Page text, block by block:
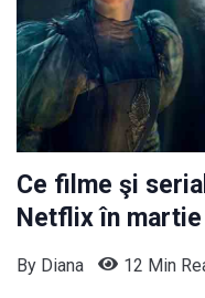
Ce filme şi
Netflix în martie
By Diana 12 Min